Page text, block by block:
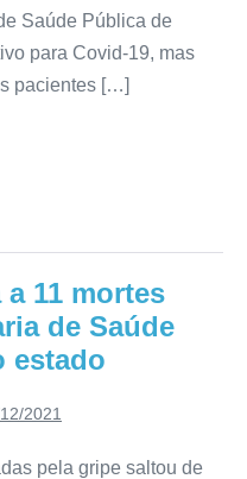
Saúde Pública de
para Covid-19, mas
pacientes […]
11 mortes
de Saúde
estado
2021
pela gripe saltou de